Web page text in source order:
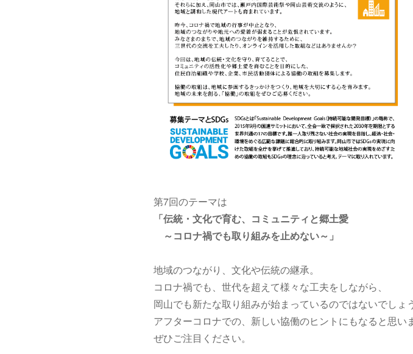
第7回のテーマは
「伝統・文化で育む、コミュニティと郷土愛
～コロナ禍でも取り組みを止めない～」
地域のつながり、文化や伝統の継承。
コロナ禍でも、世代を超えて様々な工夫をしながら、
岡山でも新たな取り組みが始まっているのではないでしょ
アフターコロナでの、新しい協働のヒントにもなると思い
ぜひご注目ください。